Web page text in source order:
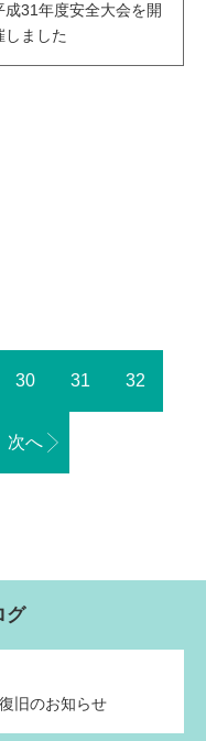
成31年度安全大会を開
しました
30 31 32
次へ
グ
旧のお知らせ